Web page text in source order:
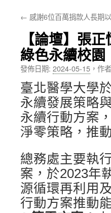
要
容
← 感謝6位百萬捐款人長期
【論壇】張
綠色永續校園
發佈日期: 2024-05-15 ， 作
臺北醫學大學
永續發展策略
永續行動方案
淨零策略，推
總務處主要執
案，於2023年
源循環再利用
行動方案推動